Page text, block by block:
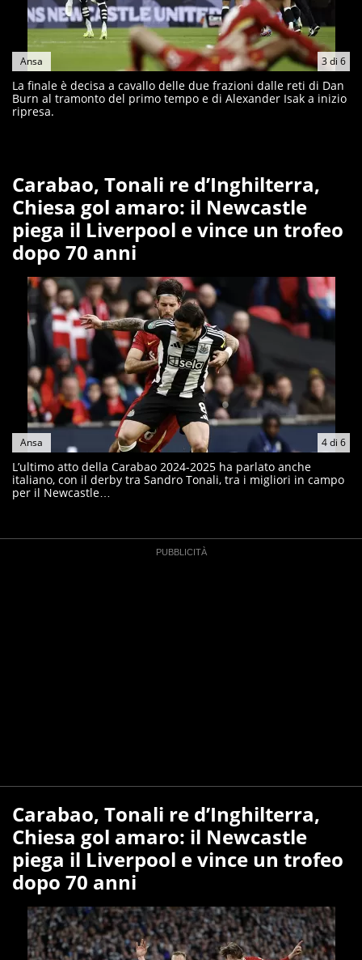
3di 6
Ansa
La finale è decisa a cavallo delle due frazioni dalle reti di Dan
Burn al tramonto del primo tempo e di Alexander Isak a inizio
ripresa.
Carabao, Tonali re d’Inghilterra,
Chiesa gol amaro: il Newcastle
piega il Liverpool e vince un trofeo
dopo 70 anni
4di 6
Ansa
L’ultimo atto della Carabao 2024-2025 ha parlato anche
italiano, con il derby tra Sandro Tonali, tra i migliori in campo
per il Newcastle…
Carabao, Tonali re d’Inghilterra,
Chiesa gol amaro: il Newcastle
piega il Liverpool e vince un trofeo
dopo 70 anni